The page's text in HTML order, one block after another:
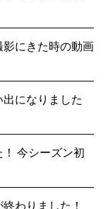
にきた時の動画
になりました
今シーズン初
わりました！